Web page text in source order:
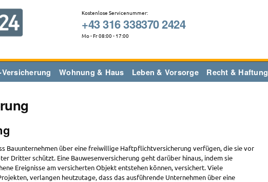
Kostenlose Servicenummer:
+43 316 338370 2424
Mo - Fr 08:00 - 17:00
Versicherung Wohnung & Haus Leben & Vorsorge Recht & Haftung
Bauunternehmen über eine freiwillige Haftpflichtversicherung verfügen, die sie vor
Dritter schützt. Eine Bauwesenversicherung geht darüber hinaus, indem sie
Ereignisse am versicherten Objekt entstehen können, versichert. Viele
verlangen heutzutage, dass das ausführende Unternehmen über eine